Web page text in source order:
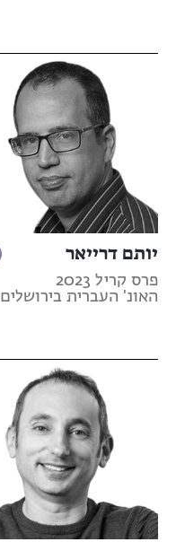
יותם דרייאר
פרס קריל 2023
האונ' העברית בירושלים